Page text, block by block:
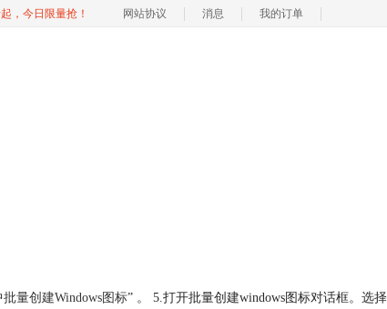
，今日限量抢！ 网站协议 消息 我的订单
批量创建Windows图标” 。 5.打开批量创建windows图标对话框。选择